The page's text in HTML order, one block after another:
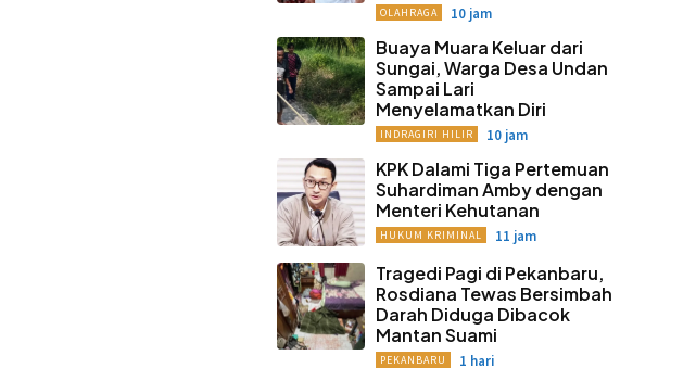
OLAHRAGA 10 jam
Buaya Muara Keluar dari
Sungai, Warga Desa Undan
Sampai Lari
Menyelamatkan Diri
INDRAGIRI HILIR 10 jam
KPK Dalami Tiga Pertemuan
Suhardiman Amby dengan
Menteri Kehutanan
HUKUM KRIMINAL 11 jam
Tragedi Pagi di Pekanbaru,
Rosdiana Tewas Bersimbah
Darah Diduga Dibacok
Mantan Suami
PEKANBARU 1 hari